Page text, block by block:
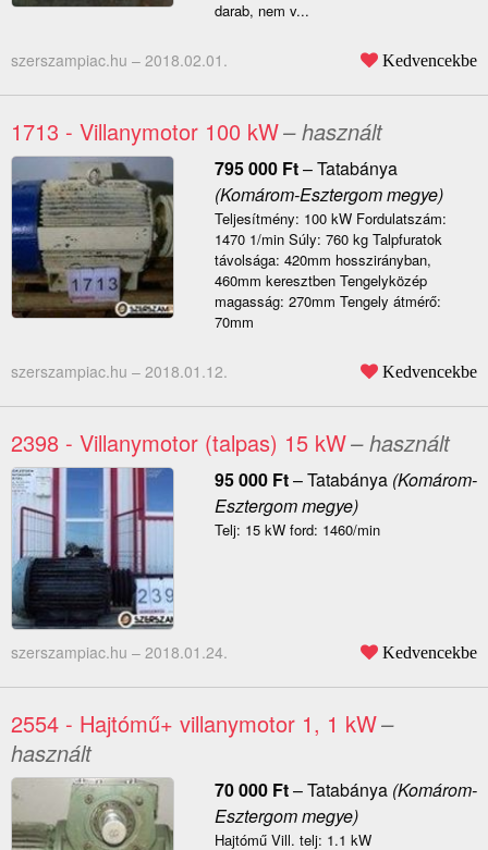
darab, nem v...
szerszampiac.hu – 2018.02.01. Kedvencekbe
1713 - Villanymotor 100 kW– használt
795 000 Ft–Tatabánya
(Komárom-Esztergom megye)
Teljesítmény: 100 kW Fordulatszám:
1470 1/min Súly: 760 kg Talpfuratok
távolsága: 420mm hosszirányban,
460mm keresztben Tengelyközép
magasság: 270mm Tengely átmérő:
70mm
szerszampiac.hu – 2018.01.12. Kedvencekbe
2398 - Villanymotor (talpas) 15 kW– használt
95 000 Ft–Tatabánya(Komárom-
Esztergom megye)
Telj: 15 kW ford: 1460/min
szerszampiac.hu – 2018.01.24. Kedvencekbe
2554 - Hajtómű+ villanymotor 1, 1 kW–
használt
70 000 Ft–Tatabánya(Komárom-
Esztergom megye)
Hajtómű Vill. telj: 1.1 kW